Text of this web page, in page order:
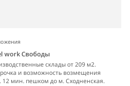
work Свободы
склады от 209 м2.
и возможность возмещения
12 мин. пешком до м. Сходненская.